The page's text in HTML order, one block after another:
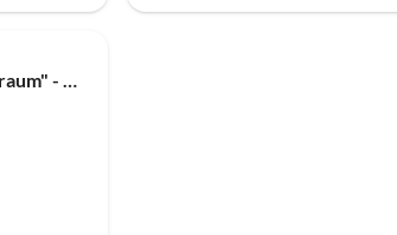
Top-Inserat
Ferienwohnung "Küstentraum" - Am Weststrand B43